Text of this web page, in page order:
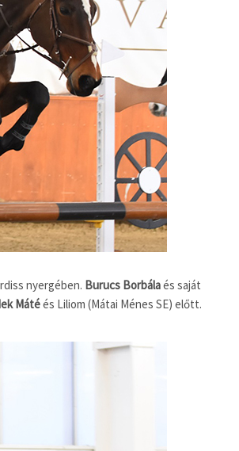
nyergében. Burucs Borbálaés saját
Mátéés Liliom (Mátai Ménes SE) előtt.